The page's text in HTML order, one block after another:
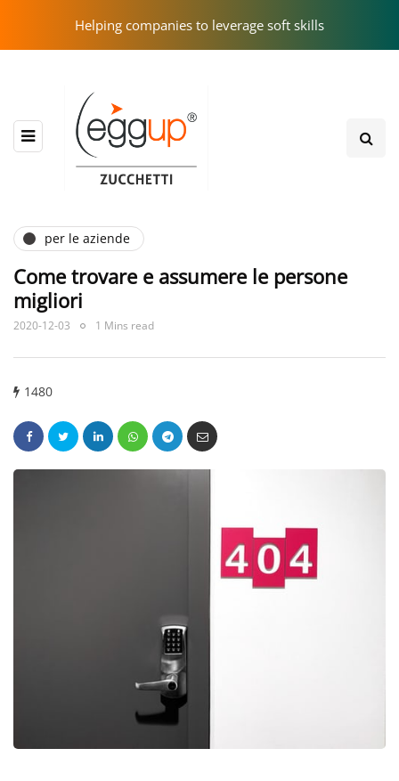
Helping companies to leverage soft skills
per le aziende
Come trovare e assumere le persone
migliori
2020-12-03 1 Mins read
1480